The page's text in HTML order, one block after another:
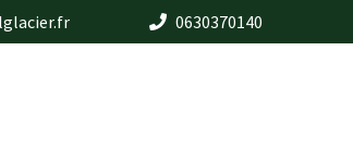
0630370140